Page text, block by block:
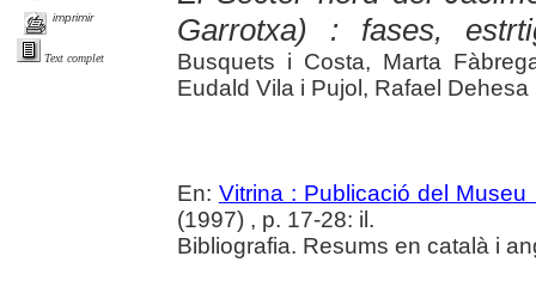
imprimir
Text complet
Garrotxa) : fases,
Busquets i Costa, Marta
Eudald Vila i Pujol, Rafael Dehesa
En: Vitrina : Publicació del
(1997) , p. 17-28: il.
Bibliografia. Resums en català i